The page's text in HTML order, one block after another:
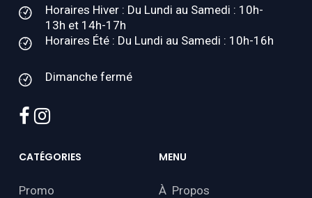
Horaires Hiver : Du Lundi au Samedi : 10h-
13h et 14h-17h
Horaires Été : Du Lundi au Samedi : 10h-16h
Dimanche fermé
facebook
instagram
CATÉGORIES
Promo
MENU
À Propos